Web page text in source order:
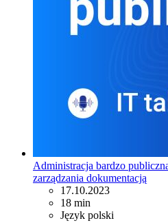
Administracja bardzo
zarządzania dokumentacją
17.10.2023
18 min
Język polski